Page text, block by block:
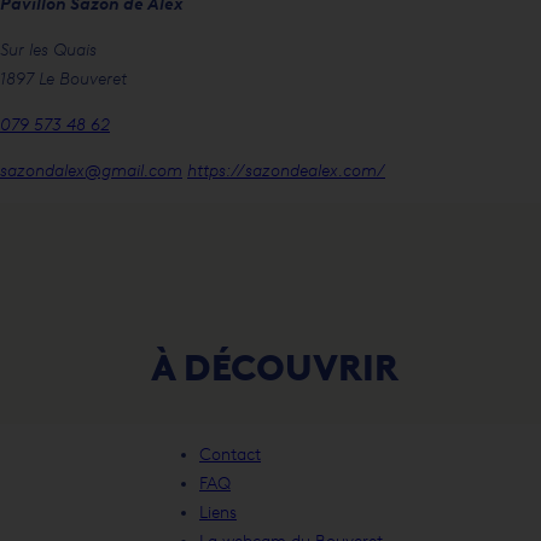
Sur les Quais
1897 Le Bouveret
079 573 48 62
sazondalex@gmail.com https://sazondealex.com/
À DÉCOUVRIR
Chez Mali-Thaï
Contact
FAQ
Liens